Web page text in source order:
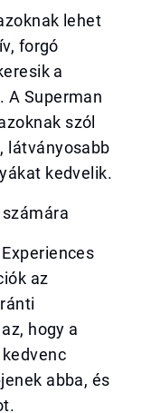
lehet
forgó
a
A Superman
szól
látványosabb
kedvelik.
az
hogy a
abba, és